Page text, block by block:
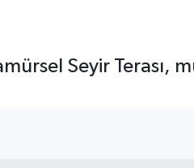
Seyir Terası,